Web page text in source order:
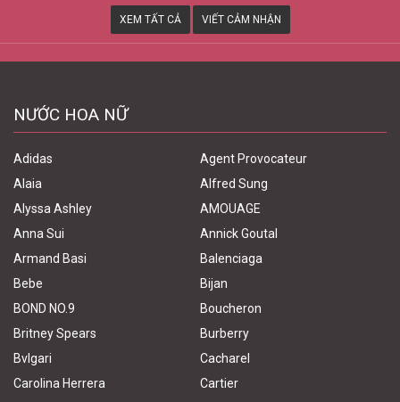
XEM TẤT CẢ VIẾT CẢM NHẬN
NƯỚC HOA NỮ
Adidas
Agent Provocateur
Alaia
Alfred Sung
Alyssa Ashley
AMOUAGE
Anna Sui
Annick Goutal
Armand Basi
Balenciaga
Bebe
Bijan
BOND NO.9
Boucheron
Britney Spears
Burberry
Bvlgari
Cacharel
Carolina Herrera
Cartier